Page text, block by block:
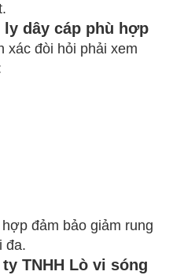
dây cáp phù hợp
xác đòi hỏi phải xem
đảm bảo giảm rung
đa.
TNHH Lò vi sóng